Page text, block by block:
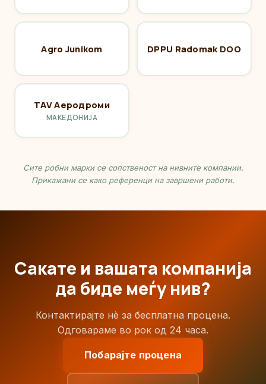
Agro Junikom DPPU Radomak DOO
TAV Аеродроми
МАКЕДОНИЈА
Сите робни марки се сопственост на нивните компании.
Прикажани се како референци на завршени работи.
Сакате и вашата компанија
да биде меѓу нив?
Контактирајте нè за бесплатна процена.
Одговараме во рок од 24 часа.
Побарајте процена